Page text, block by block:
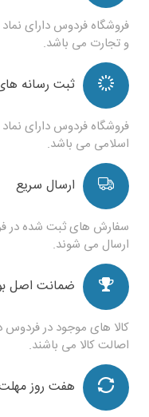
فروشگاه فردوس دارای
و تجارت می باشد.
ثبت رسانه
فروشگاه فردوس دارای
اسلامی می باشد.
ارسال سریع
سفارش های ثبت شده در
ارسال می شوند.
ضمانت اصل
کالا های موجود در فردوس
اصالت کالا می باشند.
هفت روز